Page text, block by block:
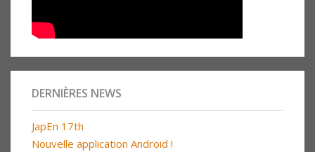
DERNIÈRES NEWS
JapEn 17th
Nouvelle application Android !